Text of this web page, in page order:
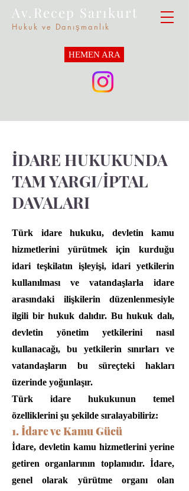
Av.Recep Sarıkurt
Hukuk ve Danışmanlık
HEMEN ARA
İDARE HUKUKUNDA
TAM YARGI/İPTAL
DAVALARI
Türk idare hukuku, devletin kamu
hizmetlerini yürütmek için kurduğu
idari teşkilatın işleyişi, idari yetkilerin
kullanılması ve vatandaşlarla idare
arasındaki ilişkilerin düzenlenmesiyle
ilgili bir hukuk dalıdır. Bu hukuk dalı,
devletin yönetim yetkilerini nasıl
kullanacağı, bu yetkilerin sınırları ve
vatandaşların bu süreçteki hakları
üzerinde yoğunlaşır.
Türk idare hukukunun temel
özelliklerini şu şekilde sıralayabiliriz:
1. İdare ve Kamu Gücü
İdare, devletin kamu hizmetlerini yerine
getiren organlarının toplamıdır. İdare,
genel olarak yürütme organı olan